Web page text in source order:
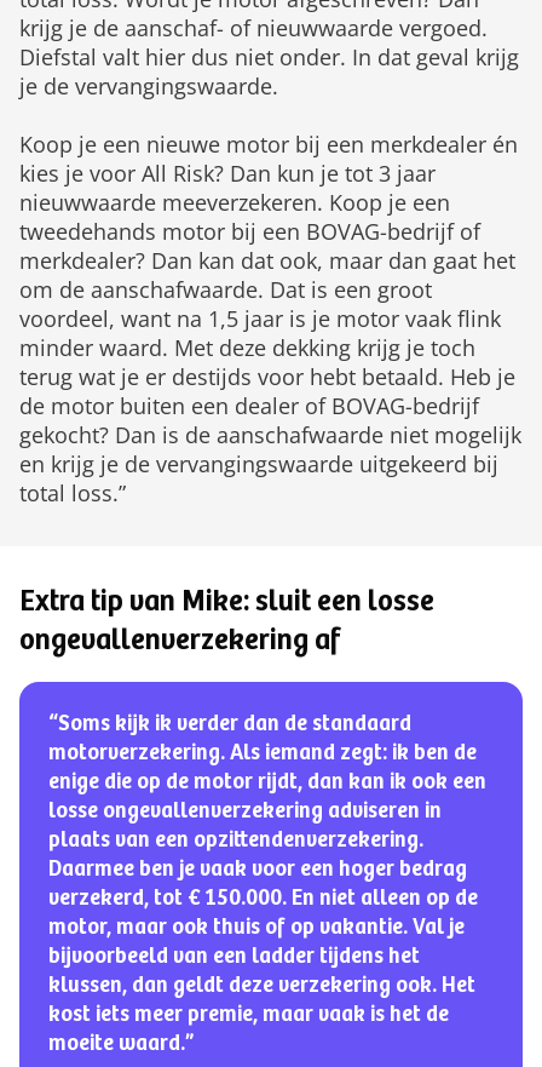
krijg je de aanschaf- of nieuwwaarde vergoed.
Diefstal valt hier dus niet onder. In dat geval krijg
je de vervangingswaarde.
Koop je een nieuwe motor bij een merkdealer én
kies je voor All Risk? Dan kun je tot 3 jaar
nieuwwaarde meeverzekeren. Koop je een
tweedehands motor bij een BOVAG-bedrijf of
merkdealer? Dan kan dat ook, maar dan gaat het
om de aanschafwaarde. Dat is een groot
voordeel, want na 1,5 jaar is je motor vaak flink
minder waard. Met deze dekking krijg je toch
terug wat je er destijds voor hebt betaald. Heb je
de motor buiten een dealer of BOVAG-bedrijf
gekocht? Dan is de aanschafwaarde niet mogelijk
en krijg je de vervangingswaarde uitgekeerd bij
total loss.”
Extra tip van Mike: sluit een losse
ongevallenverzekering af
“Soms kijk ik verder dan de standaard
motorverzekering. Als iemand zegt: ik ben de
enige die op de motor rijdt, dan kan ik ook een
losse ongevallenverzekering adviseren in
plaats van een opzittendenverzekering.
Daarmee ben je vaak voor een hoger bedrag
verzekerd, tot € 150.000. En niet alleen op de
motor, maar ook thuis of op vakantie. Val je
bijvoorbeeld van een ladder tijdens het
klussen, dan geldt deze verzekering ook. Het
kost iets meer premie, maar vaak is het de
moeite waard.”